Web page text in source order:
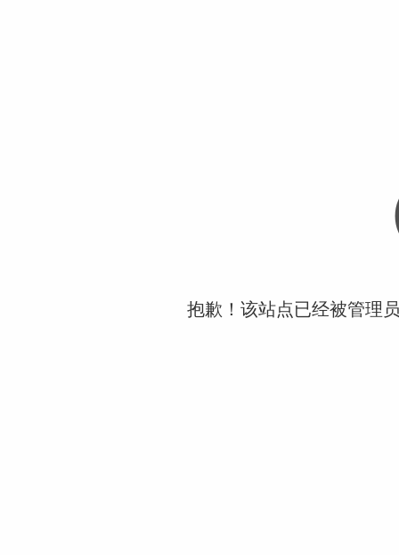
抱歉！该站点已经被管理